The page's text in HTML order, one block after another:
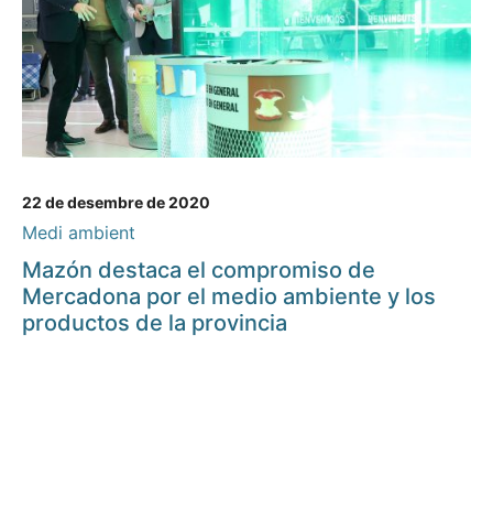
22 de desembre de 2020
Medi ambient
Mazón destaca el compromiso de
Mercadona por el medio ambiente y los
productos de la provincia